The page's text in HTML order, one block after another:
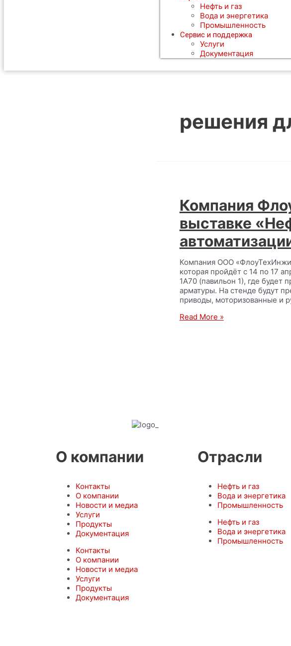
Нефть и газ
Вода и энергетика
Промышленность
Сервис и поддержка
Услуги
Документация
решения
Компания
выставке
Компания ООО
которая пройдёт с 14 по 17
1А70 (павильон 1), где будет
арматуры. На стенде будут
приводы, моторизованные и
Read More »
О компании
Контакты
О компании
Новости и медиа
Услуги
Продукты
Документация
Контакты
О компании
Новости и медиа
Услуги
Продукты
Документация
Отрасли
Нефть и газ
Вода и энергетика
Промышленность
Нефть и газ
Вода и энергетика
Промышленность